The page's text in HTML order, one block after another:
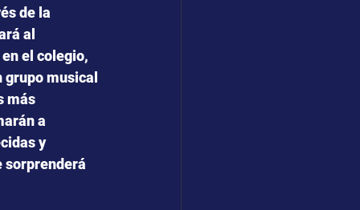
de la
al
el colegio,
musical
más
a
y
sorprenderá